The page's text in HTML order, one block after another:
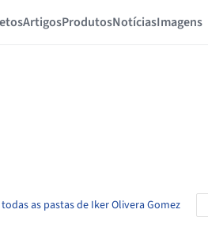
ArtigosProdutosNotíciasImagens
todas as pastas de Iker Olivera Gomez